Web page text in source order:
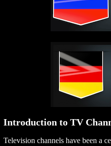
Introduction to TV
Television channels have been a